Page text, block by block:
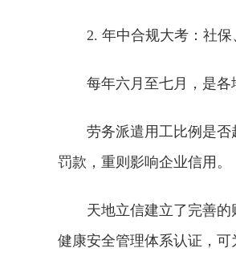
2. 年中合规大考：社
每年六月至七月，是各
劳务派遣用工比例是
罚款，重则影响企业信用。
天地立信建立了完善的
健康安全管理体系认证，